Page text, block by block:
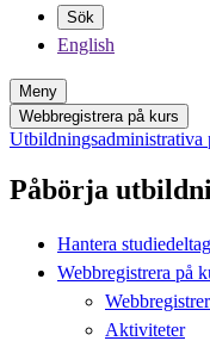
Sök
English
Meny
Webbregistrera på kurs
Utbildningsadministrativa
Påbörja
Hantera
Webbregistrera på
Aktiviteter